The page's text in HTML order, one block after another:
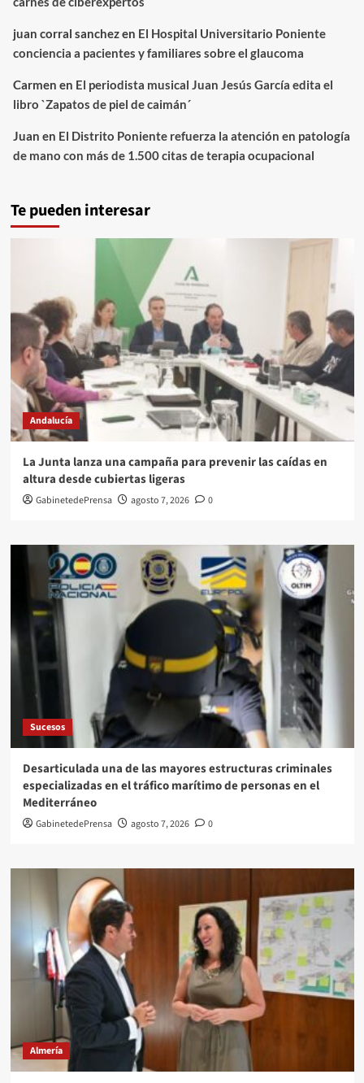
juan corral sanchezen El Hospital Universitario Poniente
conciencia a pacientes y familiares sobre el glaucoma
Carmen en El periodista musical Juan Jesús García edita el
libro `Zapatos de piel de caimán´
Juan en El Distrito Poniente refuerza la atención en patología
de mano con más de 1.500 citas de terapia ocupacional
Te pueden interesar
Andalucía
La Junta lanza una campaña para prevenir las caídas en
altura desde cubiertas ligeras
GabinetedePrensa agosto 7, 2026 0
Sucesos
Desarticulada una de las mayores estructuras criminales
especializadas en el tráfico marítimo de personas en el
Mediterráneo
GabinetedePrensa agosto 7, 2026 0
Almería